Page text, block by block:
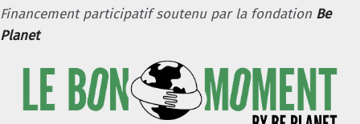
Financement participatif soutenu par la fondation Be
Planet